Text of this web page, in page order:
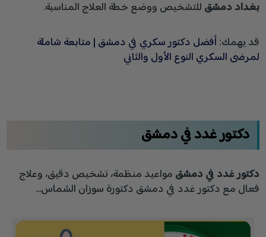
بغداد دمشق للتشخيص ووضع خطة العلاج المناسبة.
قد يهمك:أفضل دكتور سكري في دمشق | متابعة شاملة
لمرضى السكري النوع الأول والثاني
دكتور غدد في دمشق
دكتور غدد في دمشق مواعيد منظمة، تشخيص دقيق، وعلاج
فعال مع دكتور غدد في دمشق دكتورة سوزان الشماس…